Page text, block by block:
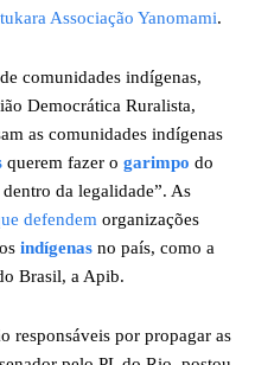
Associação Yanomami.
comunidades indígenas,
Democrática Ruralista,
as comunidades indígenas
querem fazer o garimpo do
da legalidade”. As
defendem organizações
indígenas no país, como a
Brasil, a Apib.
responsáveis por propagar as